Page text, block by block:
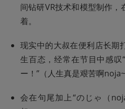
间钻研VR技术和模型制作
着。
现实中的大叔在便利店长期
生百态，经常在节目中感
ー！”（人生真是艰苦啊noja~
会在句尾加上“のじゃ（